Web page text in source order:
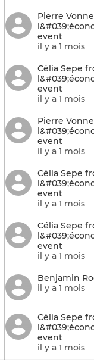
Pierre
event
il y a 1 mois
Célia Sepe
event
il y a 1 mois
Pierre
event
il y a 1 mois
Célia Sepe
event
il y a 1 mois
Célia Sepe
event
il y a 1 mois
Benjamin
il y a 1 mois
Célia Sepe
event
il y a 1 mois